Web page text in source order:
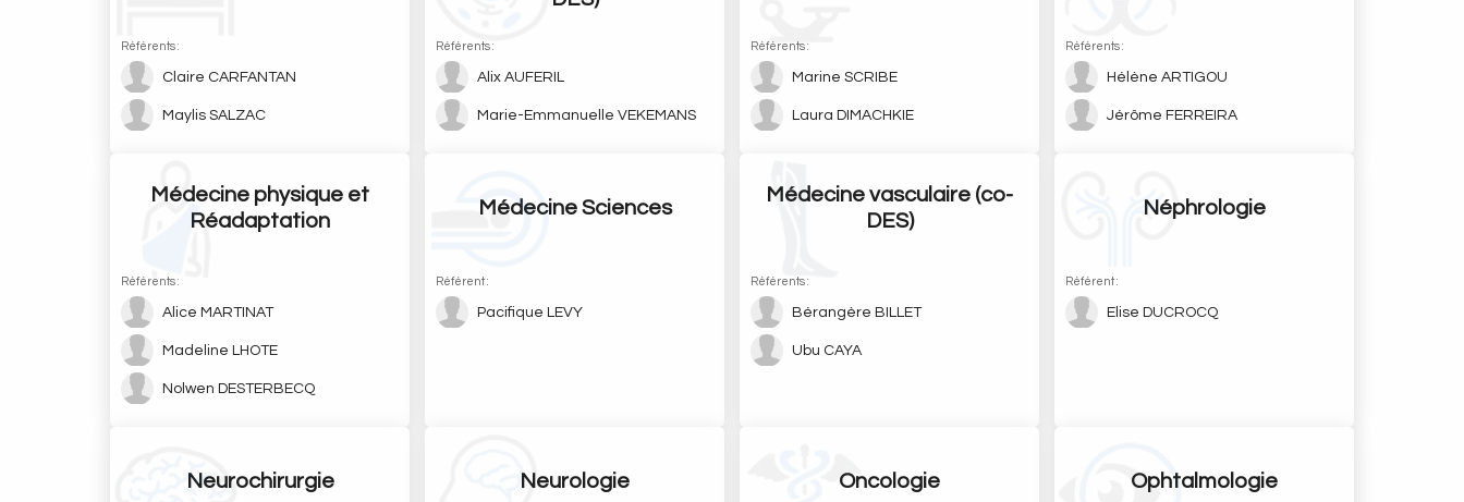
Référents :
Claire CARFANTAN
Maylis SALZAC
Référents :
Alix AUFERIL
Marie-Emmanuelle VEKEMANS
Référents :
Marine SCRIBE
Laura DIMACHKIE
Référents :
Hélène ARTIGOU
Jérôme FERREIRA
Médecine physique et
Réadaptation
Référents :
Alice MARTINAT
Madeline LHOTE
Nolwen DESTERBECQ
Médecine Sciences
Référent :
Pacifique LEVY
Médecine vasculaire (co-
DES)
Référents :
Bérangère BILLET
Ubu CAYA
Néphrologie
Référent :
Elise DUCROCQ
Neurochirurgie Neurologie Oncologie Ophtalmologie